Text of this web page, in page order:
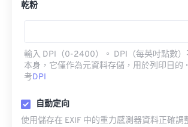
乾粉
輸入 DPI（0-2400）。 DPI（每英吋點數
本身，它僅作為元資料存儲，用於列印目的
考DPI
自動定向
使用儲存在 EXIF 中的重力感測器資料正確調